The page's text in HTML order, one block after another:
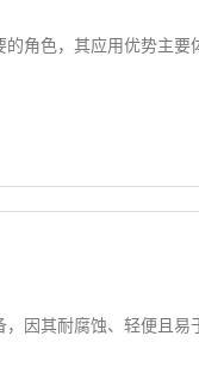
角色，其应用优势主
因其耐腐蚀、轻便且